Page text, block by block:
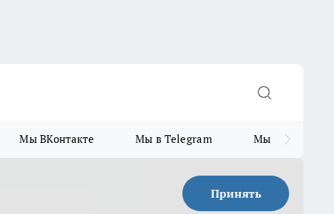
Мы ВКонтакте Мы в Telegram Мы в MAX
Принять